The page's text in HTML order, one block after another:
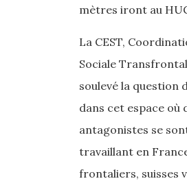
mètres iront au
La CEST,
Sociale
soulevé la question
dans cet espace où
antagonistes se
travaillant en
frontaliers, suisses